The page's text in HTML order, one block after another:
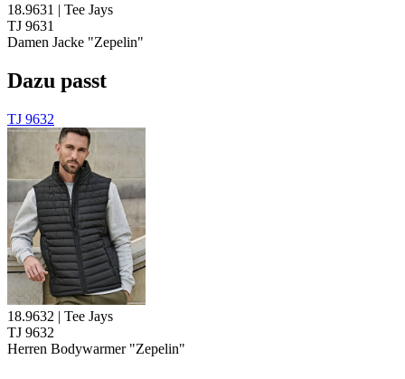
18.9631 | Tee Jays
TJ 9631
Damen Jacke "Zepelin"
Dazu passt
TJ 9632
18.9632 | Tee Jays
TJ 9632
Herren Bodywarmer "Zepelin"